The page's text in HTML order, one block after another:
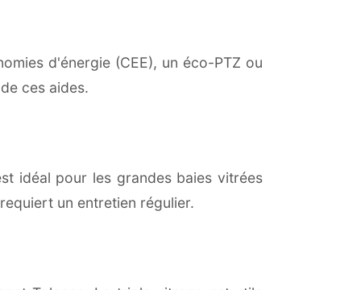
d'énergie (CEE), un éco-PTZ ou
ces aides.
idéal pour les grandes baies vitrées
un entretien régulier.